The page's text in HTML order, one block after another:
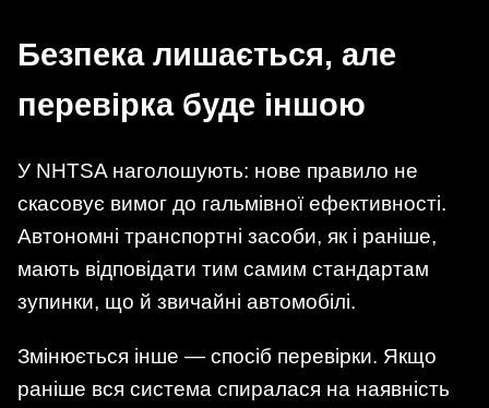
Безпека лишається, але
перевірка буде іншою
У NHTSA наголошують: нове правило не
скасовує вимог до гальмівної ефективності.
Автономні транспортні засоби, як і раніше,
мають відповідати тим самим стандартам
зупинки, що й звичайні автомобілі.
Змінюється інше — спосіб перевірки. Якщо
раніше вся система спиралася на наявність